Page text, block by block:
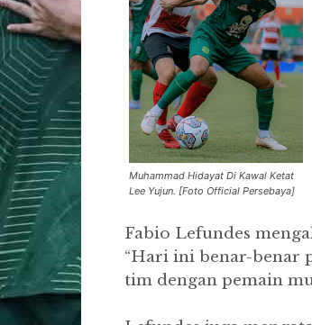
Muhammad Hidayat Di Kawal Ketat
Lee Yujun. [Foto Official Persebaya]
Fabio Lefundes
“Hari ini benar-benar
tim dengan pemain